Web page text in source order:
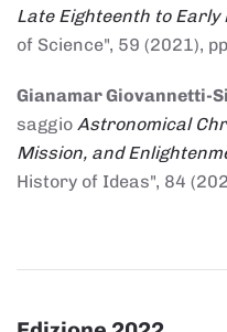
Late Eighteenth to
of Science", 59 (2021),
Gianamar Giovannetti-
saggio Astronomical
Mission, and
History of Ideas", 84